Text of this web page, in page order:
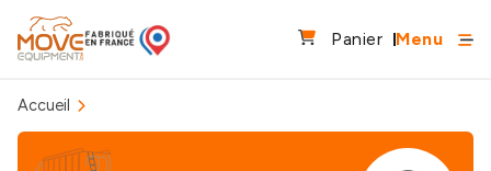
Panier Menu
Accueil